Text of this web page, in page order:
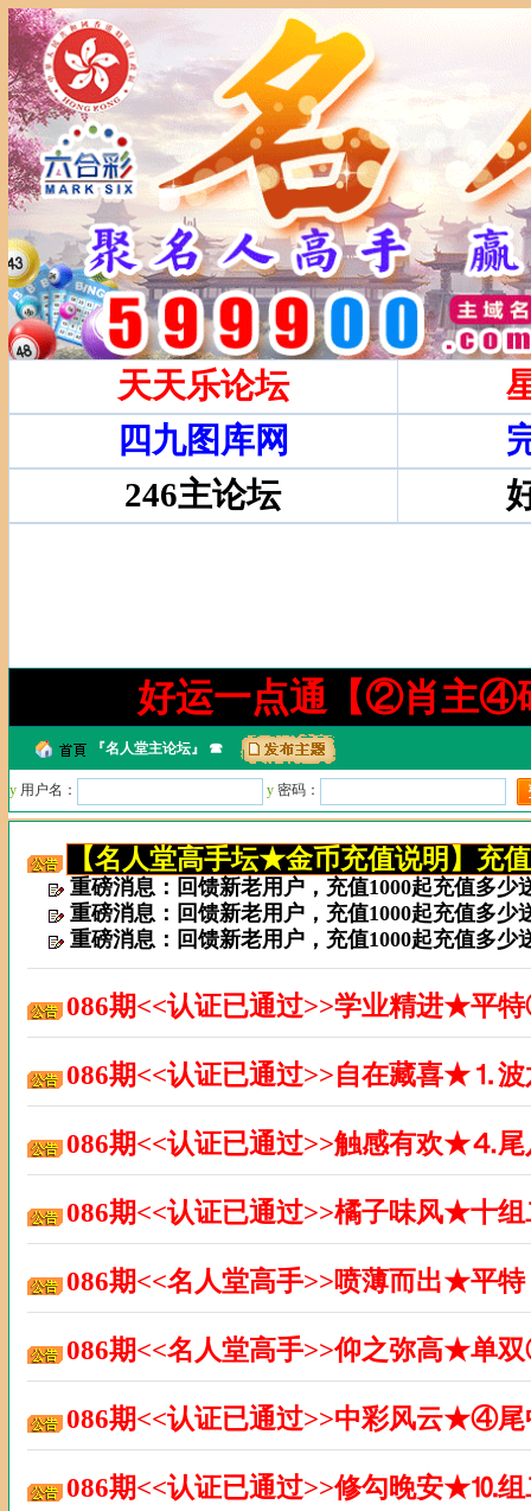
好运一点通【②肖主④
『名人堂主论坛 』 ☎
y 用户名： y 密码：
【名人堂高手坛★金币充值说明】充
重磅消息：回馈新老用户，充值1000起充值多少
重磅消息：回馈新老用户，充值1000起充值多少
重磅消息：回馈新老用户，充值1000起充值多少
086期<<认证已通过>>学业精进★平
086期<<认证已通过>>自在藏喜★⒈
086期<<认证已通过>>触感有欢★⒋
086期<<认证已通过>>橘子味风★十
086期<<名人堂高手>>喷薄而出★平
086期<<名人堂高手>>仰之弥高★单
086期<<认证已通过>>中彩风云★④
086期<<认证已通过>>修勾晚安★⒑